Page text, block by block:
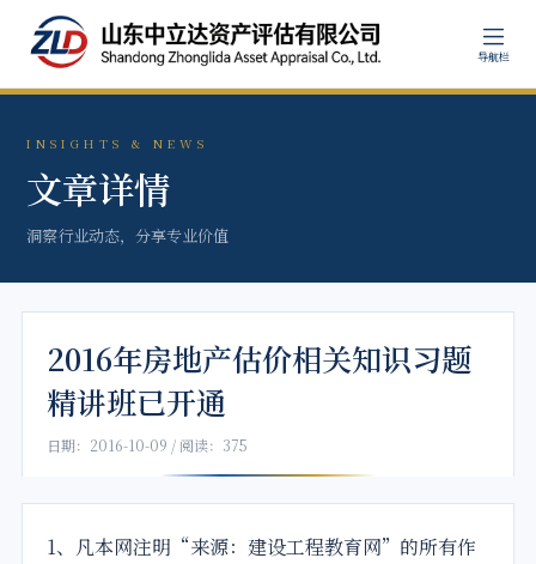
导航栏
INSIGHTS & NEWS
文章详情
洞察行业动态，分享专业价值
2016年房地产估价相关知识习题
精讲班已开通
日期：2016-10-09 / 阅读：375
1、凡本网注明“来源：建设工程教育网”的所有作